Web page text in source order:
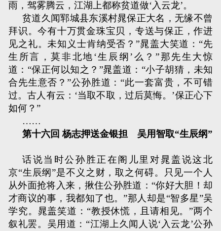
雨，驾雾腾云，江湖上都称贫道做‘入云龙’。
贫道久闻郓城县东溪村晁保正大名，无缘不曾
拜识。今有十万贯金珠宝贝，专送与保正，作进
见之礼。未知义士肯纳受否？”晁盖大笑道：“先
生所言，莫非北地‘生辰纲’么？”那先生大惊
道：“保正何以知之？”晁盖道：“小子胡猜，未知
合先生意否？”公孙胜道：“此一套富贵，不可错
过。古人有云：‘当取不取，过后莫悔。’保正心下
如何？”
……
第十六回 杨志押送金银担 吴用智取“生辰纲”
话说当时公孙胜正在阁儿里对晁盖说这北
京“生辰纲”是不义之财，取之何碍。只见一个人
从外面抢将入来，揪住公孙胜道：“你好大胆！却
才商议的事，我都知了也。”那人却是“智多星”吴
学究。晁盖笑道：“教授休慌，且请相见。”两个
叙礼罢。吴用道：“江湖上久闻人说‘入云龙’公孙